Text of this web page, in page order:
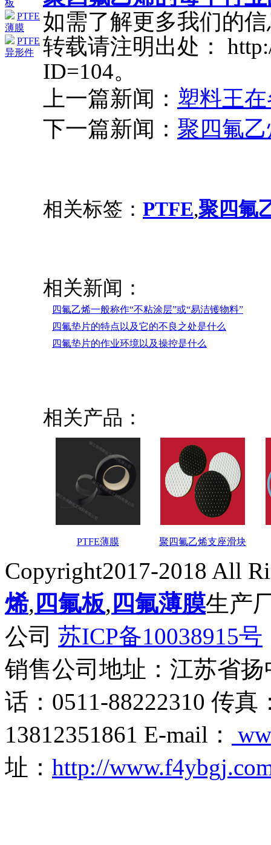
板
PTFE
薄膜
PTFE
异形件
如需了解更多我们的
转载请注明出处：
ID=104。
上一篇新闻： 塑料王
下一篇新闻： 聚四氟
相关标签： PTFE,聚四氟
相关新闻：
四氟乙烯一般称作“不粘涂层”或“易洁镬物料”
四氟垫片的特点以及它的不良之处是什么
四氟垫片的作业环境以及操控是什么
相关产品：
PTFE薄膜 聚四氟乙烯支座滑块
Copyright2017-2018 All
烯, 四氟板, 四氟薄膜生产
公司 苏ICP备10038915号
销售公司地址：江苏省
话：0511-88222310 传真
13812351861 E-mail：
址： http://